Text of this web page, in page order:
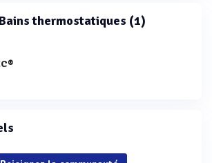
thermostatiques (1)